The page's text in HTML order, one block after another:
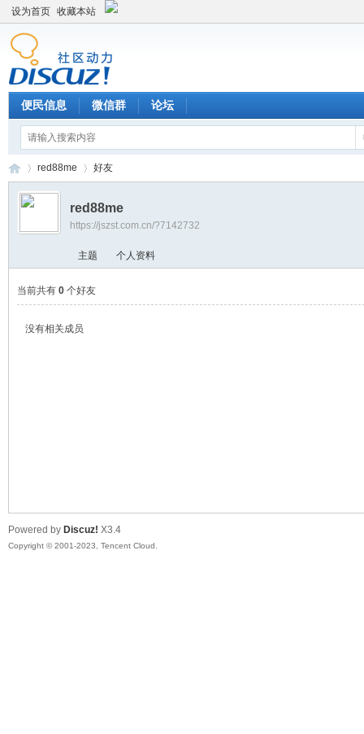
设为首页 收藏本站
便民信息 微信群 论坛
›
red88me 好友
red88me
https://jszst.com.cn/?7142732
主题 个人资料
当前共有 0个好友
没有相关成员
Powered by Discuz! X3.4
Copyright © 2001-2023, Tencent Cloud.